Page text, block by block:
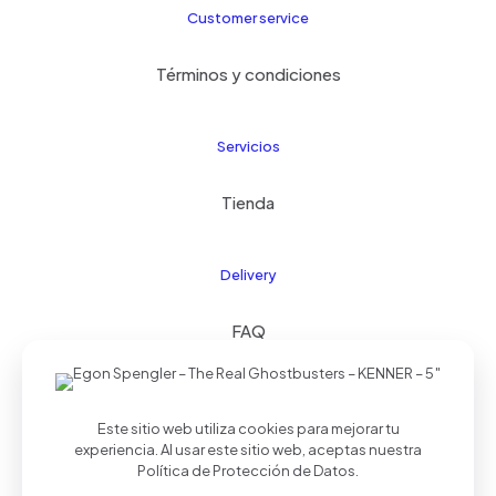
Customer service
Términos y condiciones
Servicios
Tienda
Delivery
FAQ
© 2024 Kids21| Todos los derechos reservados |
Realizado porPalmera Studios
Este sitio web utiliza cookies para mejorar tu
experiencia. Al usar este sitio web, aceptas nuestra
Política de Protección de Datos